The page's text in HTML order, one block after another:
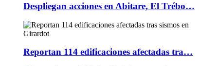
Despliegan acciones en Abitare, El Trébo…
Reportan 114 edificaciones afectadas tra…